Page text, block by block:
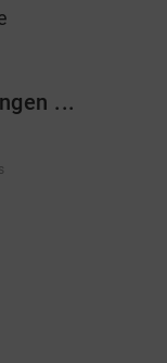
...